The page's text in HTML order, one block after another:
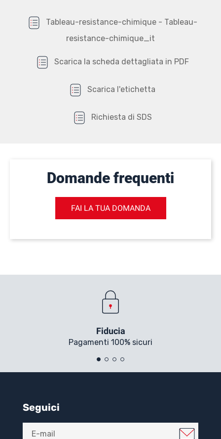
Tableau-resistance-chimique - Tableau-
resistance-chimique_it
Scarica la scheda dettagliata in PDF
Scarica l'etichetta
Richiesta di SDS
Domande frequenti
FAI LA TUA DOMANDA
Fiducia
Pagamenti 100% sicuri
Seguici